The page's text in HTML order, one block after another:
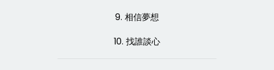
9. 相信夢想
10. 找誰談心